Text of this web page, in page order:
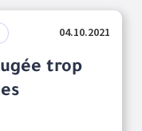
04.10.2021
trop